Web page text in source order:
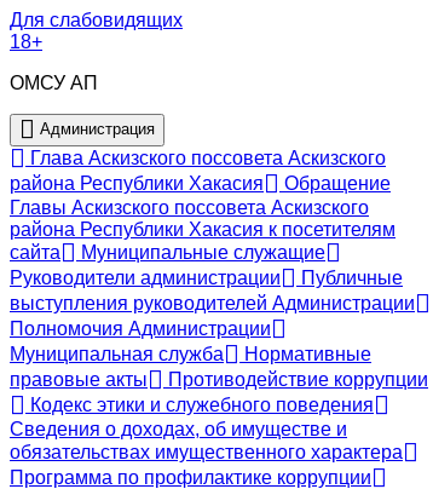
Для слабовидящих
18+
ОМСУ АП
Администрация
Глава Аскизского поссовета Аскизского
района Республики Хакасия
Обращение
Главы Аскизского поссовета Аскизского
района Республики Хакасия к посетителям
сайта
Муниципальные служащие
Руководители администрации
Публичные
выступления руководителей Администрации
Полномочия Администрации
Муниципальная служба
Нормативные
правовые акты
Противодействие коррупции
Кодекс этики и служебного поведения
Сведения о доходах, об имуществе и
обязательствах имущественного характера
Программа по профилактике коррупции